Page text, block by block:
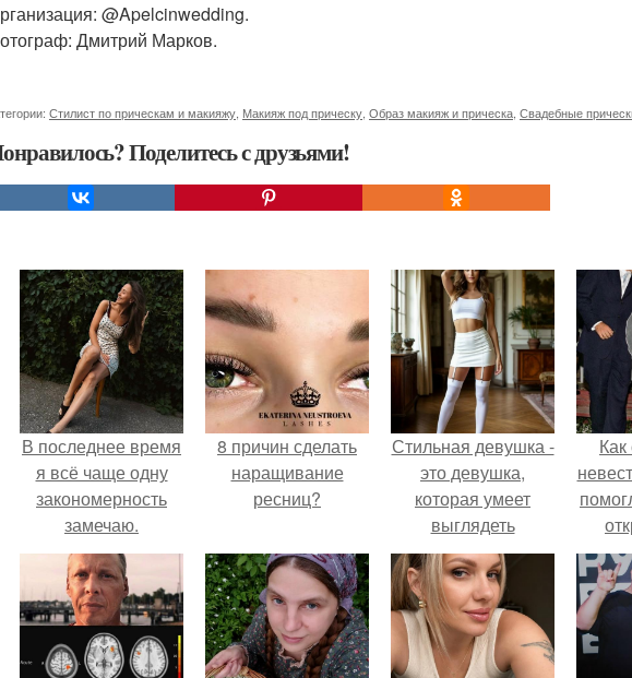
@Apelcinwedding.
Дмитрий Марков.
Стилист по прическам и макияжу Макияж под прическу Образ макияж и прическа Свадебные
Поделитесь с друзьями!
В последнее время
я всё чаще одну
закономерность
замечаю.
8 причин сделать
наращивание
ресниц?
Стильная девушка -
это девушка,
которая умеет
выглядеть
привлекательно и
элегантно в любои
ситуации.